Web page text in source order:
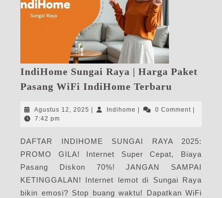
IndiHome Sungai Raya | Harga Paket
Pasang WiFi IndiHome Terbaru
Raya
Paket
Pasang
WiFi
IndiHome
Terbaru
Agustus 12, 2025 AgustusIndihome Indihome0 Comment
7:42 pm
DAFTAR INDIHOME SUNGAI RAYA 2025:
PROMO GILA! Internet Super Cepat, Biaya
Pasang Diskon 70%! JANGAN SAMPAI
KETINGGALAN! Internet lemot di Sungai Raya
bikin emosi? Stop buang waktu! Dapatkan WiFi